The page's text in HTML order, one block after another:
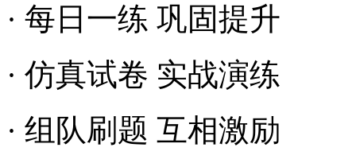
· 每日一练 巩固提升
· 仿真试卷 实战演练
· 组队刷题 互相激励